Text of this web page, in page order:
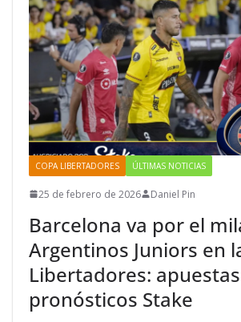
COPA LIBERTADORES ÚLTIMAS NOTICIAS
25 de febrero de 2026 Daniel Pin
Barcelona va por el
Argentinos Juniors en
Libertadores:
pronósticos Stake